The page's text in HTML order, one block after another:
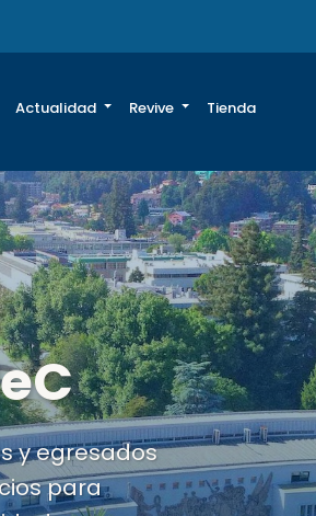
Actualidad Revive Tienda
más